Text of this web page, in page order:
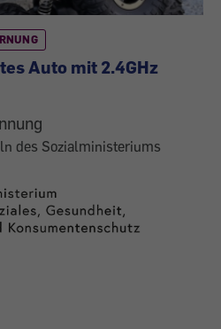
Auto mit 2.4GHz
des Sozialministeriums